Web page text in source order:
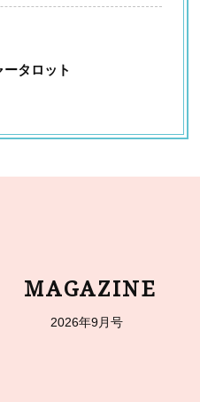
タロット
MAGAZINE
2026年9月号